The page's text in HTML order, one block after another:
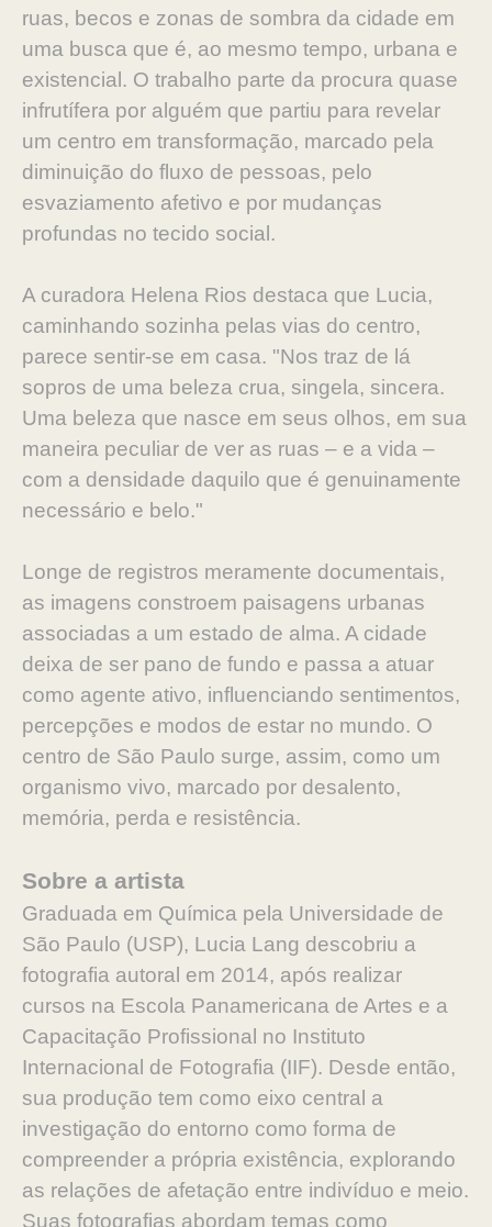
ruas, becos e zonas de sombra da cidade em
uma busca que é, ao mesmo tempo, urbana e
existencial. O trabalho parte da procura quase
infrutífera por alguém que partiu para revelar
um centro em transformação, marcado pela
diminuição do fluxo de pessoas, pelo
esvaziamento afetivo e por mudanças
profundas no tecido social.
A curadora Helena Rios destaca que Lucia,
caminhando sozinha pelas vias do centro,
parece sentir-se em casa. "Nos traz de lá
sopros de uma beleza crua, singela, sincera.
Uma beleza que nasce em seus olhos, em sua
maneira peculiar de ver as ruas – e a vida –
com a densidade daquilo que é genuinamente
necessário e belo."
Longe de registros meramente documentais,
as imagens constroem paisagens urbanas
associadas a um estado de alma. A cidade
deixa de ser pano de fundo e passa a atuar
como agente ativo, influenciando sentimentos,
percepções e modos de estar no mundo. O
centro de São Paulo surge, assim, como um
organismo vivo, marcado por desalento,
memória, perda e resistência.
Sobre a artista
Graduada em Química pela Universidade de
São Paulo (USP), Lucia Lang descobriu a
fotografia autoral em 2014, após realizar
cursos na Escola Panamericana de Artes e a
Capacitação Profissional no Instituto
Internacional de Fotografia (IIF). Desde então,
sua produção tem como eixo central a
investigação do entorno como forma de
compreender a própria existência, explorando
as relações de afetação entre indivíduo e meio.
Suas fotografias abordam temas como